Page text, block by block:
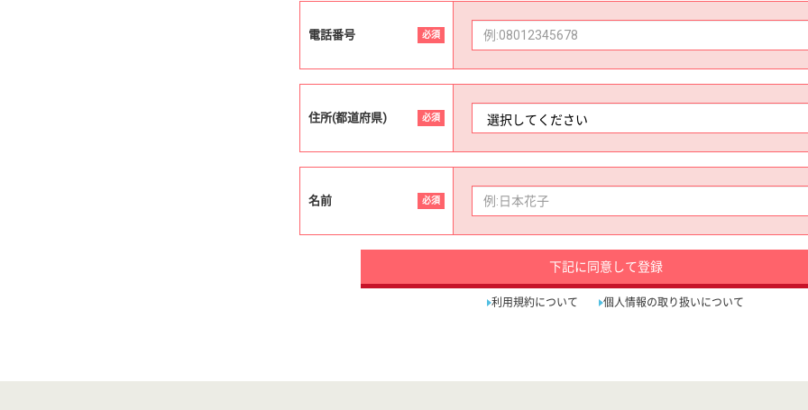
電話番号 必須
住所(都道府県) 必須
名前 必須
下記に同意して登録
利用規約について 個人情報の取り扱いについて